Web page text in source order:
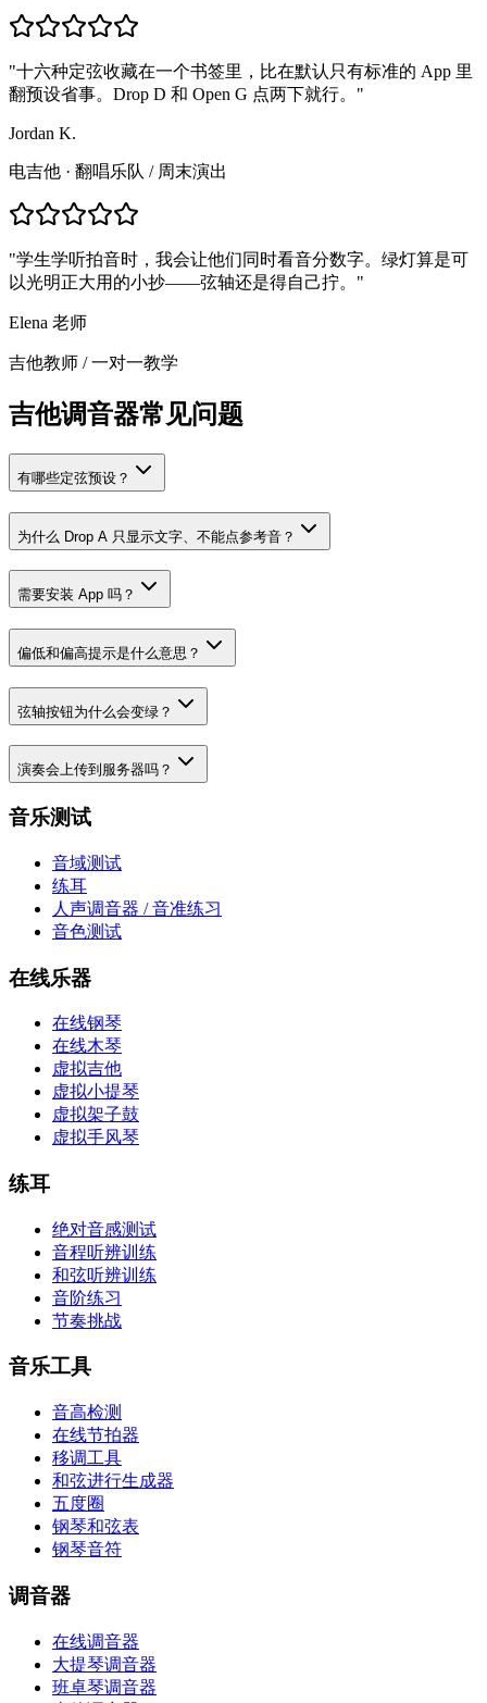
"十六种定弦收藏在一个书签里，比在默认只有标准的 App 里
翻预设省事。Drop D 和 Open G 点两下就行。 "
Jordan K.
电吉他 · 翻唱乐队 / 周末演出
"学生学听拍音时，我会让他们同时看音分数字。绿灯算是可
以光明正大用的小抄——弦轴还是得自己拧。 "
Elena 老师
吉他教师 /一对一教学
吉他调音器常见问题
有哪些定弦预设？
为什么 Drop A 只显示文字、不能点参考音？
需要安装 App 吗？
偏低和偏高提示是什么意思？
弦轴按钮为什么会变绿？
演奏会上传到服务器吗？
音乐测试
音域测试
练耳
人声调音器 / 音准练习
音色测试
在线乐器
在线钢琴
在线木琴
虚拟吉他
虚拟小提琴
虚拟架子鼓
虚拟手风琴
练耳
绝对音感测试
音程听辨训练
和弦听辨训练
音阶练习
节奏挑战
音乐工具
音高检测
在线节拍器
移调工具
和弦进行生成器
五度圈
钢琴和弦表
钢琴音符
调音器
在线调音器
大提琴调音器
班卓琴调音器